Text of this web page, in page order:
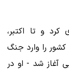
کرد و تا اکتبر،
را وارد جنگ
آغاز شد - او در